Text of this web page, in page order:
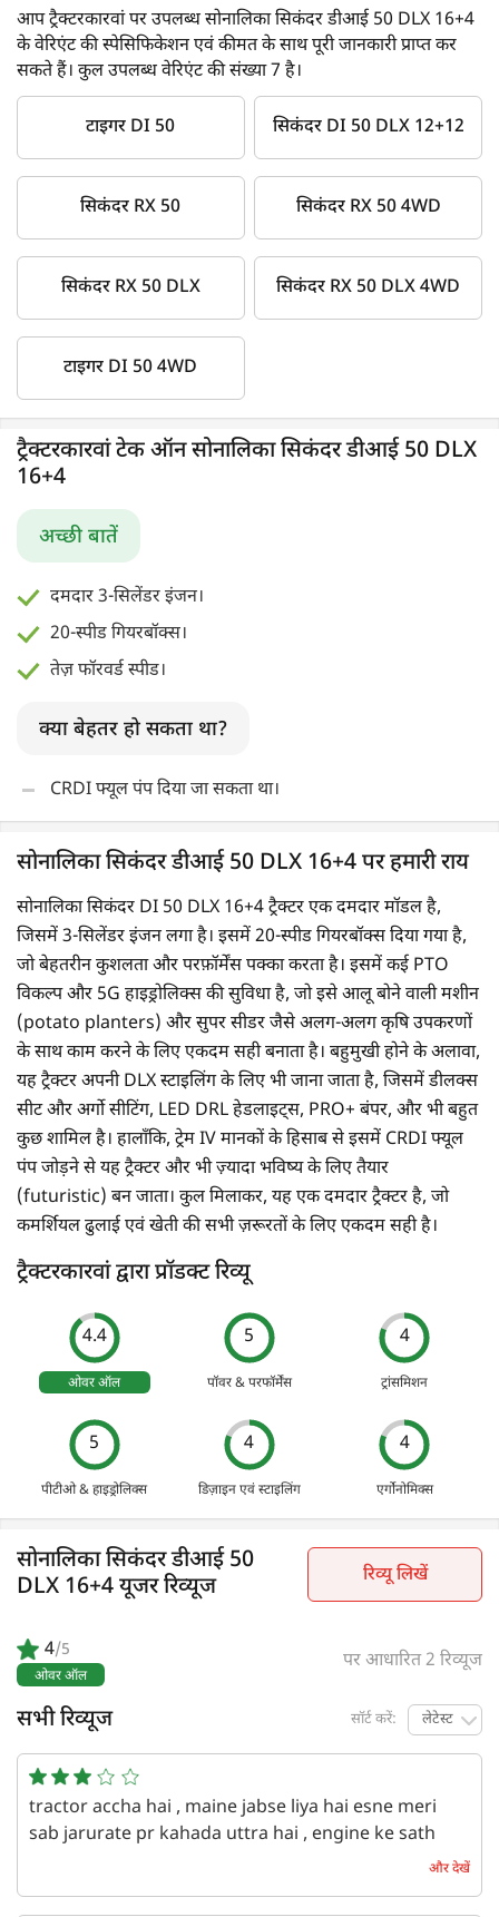
कोई भी व्यक्ति जो एक शक्तिशाली, बहुमुखी एवं स्टाइलिश ट्रैक्टर की
तलाश में है, वह इस मॉडल को चुन सकता है; इसमें DLX स्टाइलिंग भी है
जो खरीदारों को आकर्षित करती है।
स्वराज 855 FE
उच्च CC इंजन
अधिक गियर स्पीड
नज़रअंदाज़ करने के कारण
तुलनात्मक रूप से अधिक कीमत
जॉन डियर 5050 D
इसपर विचार करने के कारण
शक्तिशाली जॉन डियर 3029D का इंजन
हाई रीसेल वैल्यू
नज़रअंदाज़ करने के कारण
तुलनात्मक रूप से कम गियर स्पीड
आप ट्रैक्टरकारवां पर उपलब्ध सोनालिका सिकंदर डीआई 50 DLX 16+4
के वेरिएंट की स्पेसिफिकेशन एवं कीमत के साथ पूरी जानकारी प्राप्त कर
सकते हैं। कुल उपलब्ध वेरिएंट की संख्या 7 है।
टाइगर DI 50 सिकंदर DI 50 DLX 12+12
सिकंदर RX 50 सिकंदर RX 50 4WD
सिकंदर RX 50 DLX सिकंदर RX 50 DLX 4WD
टाइगर DI 50 4WD
ट्रैक्टरकारवां टेक ऑन सोनालिका सिकंदर डीआई 50 DLX
16+4
अच्छी बातें
दमदार 3-सिलेंडर इंजन।
20-स्पीड गियरबॉक्स।
तेज़ फॉरवर्ड स्पीड।
क्या बेहतर हो सकता था?
CRDI फ्यूल पंप दिया जा सकता था।
सोनालिका सिकंदर डीआई 50 DLX 16+4 पर हमारी राय
सोनालिका सिकंदर DI 50 DLX 16+4 ट्रैक्टर एक दमदार मॉडल है,
जिसमें 3-सिलेंडर इंजन लगा है। इसमें 20-स्पीड गियरबॉक्स दिया गया है,
जो बेहतरीन कुशलता और परफ़ॉर्मेंस पक्का करता है। इसमें कई PTO
विकल्प और 5G हाइड्रोलिक्स की सुविधा है, जो इसे आलू बोने वाली मशीन
(potato planters) और सुपर सीडर जैसे अलग-अलग कृषि उपकरणों
के साथ काम करने के लिए एकदम सही बनाता है। बहुमुखी होने के अलावा,
यह ट्रैक्टर अपनी DLX स्टाइलिंग के लिए भी जाना जाता है, जिसमें डीलक्स
सीट और अर्गो सीटिंग, LED DRL हेडलाइट्स, PRO+ बंपर, और भी बहुत
कुछ शामिल है। हालाँकि, ट्रेम IV मानकों के हिसाब से इसमें CRDI फ्यूल
पंप जोड़ने से यह ट्रैक्टर और भी ज़्यादा भविष्य के लिए तैयार
(futuristic) बन जाता। कुल मिलाकर, यह एक दमदार ट्रैक्टर है, जो
कमर्शियल ढुलाई एवं खेती की सभी ज़रूरतों के लिए एकदम सही है।
ट्रैक्टरकारवां द्वारा प्रॉडक्ट रिव्यू
4.4
ओवर ऑल
5
पॉवर & परफॉर्मेंस
4
ट्रांसमिशन
5
पीटीओ & हाइड्रोलिक्स
4
डिज़ाइन एवं स्टाइलिंग
4
एर्गोनोमिक्स
सोनालिका सिकंदर डीआई 50
DLX 16+4 यूजर रिव्यूज
रिव्यू लिखें
4/5
ओवर ऑल
पर आधारित 2 रिव्यूज
सभी रिव्यूज सॉर्ट करें: लेटेस्ट
tractor accha hai , maine jabse liya hai esne meri
sab jarurate pr kahada uttra hai , engine ke sath
और देखें